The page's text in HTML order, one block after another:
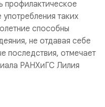
профилактическое
таких
способны
не отдавая себе
последствия, отмечает
РАНХиГС Лилия